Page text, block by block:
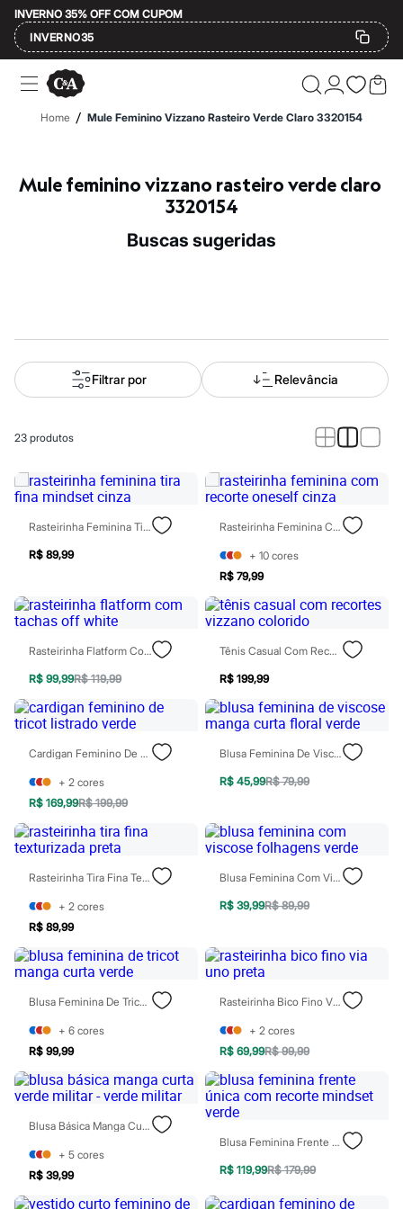
INVERNO 35% OFF COM CUPOM
INVERNO35
Ofertas
Compre por Departamento
Feminino
Masculino
Mindse7
Plus Size
Novidades
Roupas
Blusas e Camisetas
Básicos
Jeans
Saias
Shorts e Bermudas
Vestidos
Acessórios
Bolsas
Bonés e Chapéus
Óculos
Relógios
Calçados
Botas
Rasteirinhas
Sandálias
Sapatilhas
Tênis
Marcas
City
Clock House
Mindset
Sawary
Yessica
Moda esportiva
Acessórios
Blusas
Leggings
Shorts e Bermudas
Moda íntima
Calcinhas
Meias
Pijamas
Sutiãs e Tops
Moda praia
Biquínis
Maiôs
Saídas de praia
Personagens
Plus size
Blusas e Camisetas
Calças
Casacos e Jaquetas
Jeans
Home / Mule Feminino Vizzano Rasteiro Verde Claro 3320154
Mule feminino vizzano rasteiro verde claro
3320154
buscas sugeridas
Filtrar por Relevância
23 produtos
Rasteirinha Feminina Tira Fina Mindset Cinza
R$ 89,99
Rasteirinha Feminina Com Recorte Oneself Cinza
+ 10 cores
R$ 79,99
Rasteirinha Flatform Com Tachas Off White
R$ 99,99R$ 119,99
Tênis Casual Com Recortes Vizzano Colorido
R$ 199,99
Cardigan Feminino De Tricot Listrado Verde
+ 2 cores
R$ 169,99R$ 199,99
Blusa Feminina De Viscose Manga Curta Floral Verde
R$ 45,99R$ 79,99
Rasteirinha Tira Fina Texturizada Preta
+ 2 cores
R$ 89,99
Blusa Feminina Com Viscose Folhagens Verde
R$ 39,99R$ 89,99
Blusa Feminina De Tricot Manga Curta Verde
+ 6 cores
R$ 99,99
Rasteirinha Bico Fino Via Uno Preta
+ 2 cores
R$ 69,99R$ 99,99
Blusa Básica Manga Curta Verde Militar - Verde Militar
+ 5 cores
R$ 39,99
Blusa Feminina Frente Única Com Recorte Mindset Verde
R$ 119,99R$ 179,99